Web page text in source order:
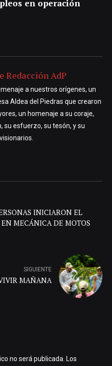
en operación
Redacción AdP
a nuestros orígenes, un
Aldea del Piedras que crearon
un homenaje a su coraje,
su esfuerzo, su tesón, y su
INICIARON EL
MECÁNICA DE MOTOS
SIGUIENTE
MAÑANA
no será publicada. Los